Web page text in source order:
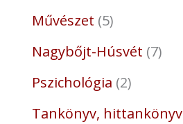
Művészet 5
Nagybőjt-Húsvét 7
Pszichológia 2
Tankönyv, hittankönyv